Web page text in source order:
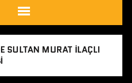
SULTAN MURAT ILAÇLI